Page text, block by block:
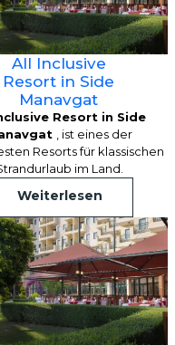
All Inclusive
Resort in Side
Manavgat
Resort in Side
, ist eines der
Resorts für klassischen
im Land.
Weiterlesen